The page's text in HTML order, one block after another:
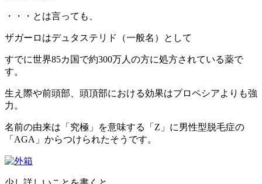
・・・とは言っても、
ザガーロはデュタステリド（一般名）として
すでに世界85カ国で約300万人の方に処方されている薬で
す。
生え際や前頭部、頭頂部における効果はプロペシアよりも強
力。
名前の由来は「究極」を意味する「Z」に男性型脱毛症の
「AGA」からつけられたそうです。